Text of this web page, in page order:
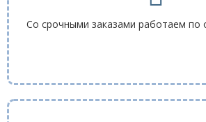
Со срочными заказами работаем по